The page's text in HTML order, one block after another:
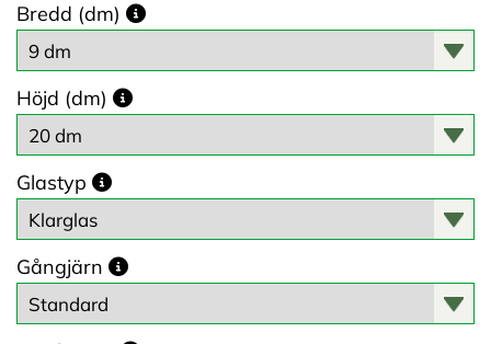
Bredd (dm)
Höjd (dm)
Glastyp
Gångjärn